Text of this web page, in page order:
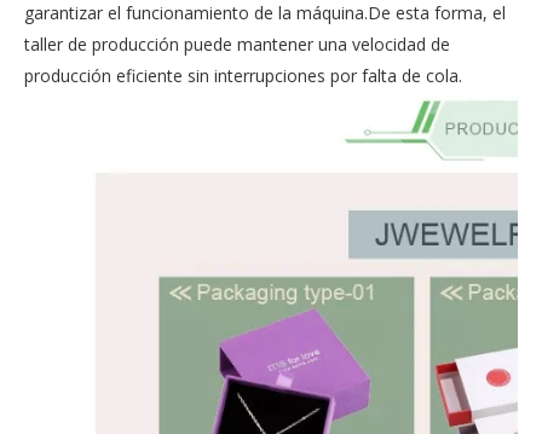
garantizar el funcionamiento de la máquina.De esta forma, el
taller de producción puede mantener una velocidad de
producción eficiente sin interrupciones por falta de cola.